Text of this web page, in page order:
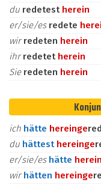
du redetest herein
er/sie/es redete
wirredeten herein
ihrredetet herein
Sie redeten herein
ich hätte hereinge
du hättest hereinge
er/sie/es hätte herein
wirhätten hereinge